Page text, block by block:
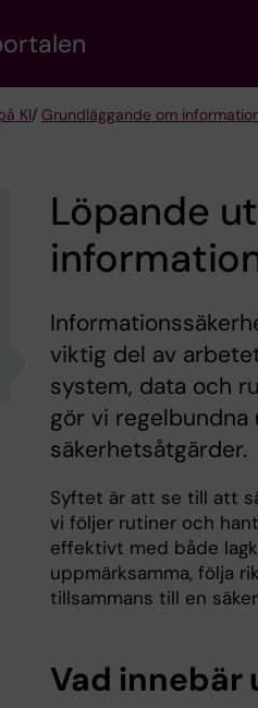
KI/ Grundläggande om
Löpande
viktig del av
system, data och
gör vi
säkerhetsåtgärder.
Syftet är att se till att
vi följer rutiner och
effektivt med både
uppmärksamma, följa
tillsammans till en
Vad innebär